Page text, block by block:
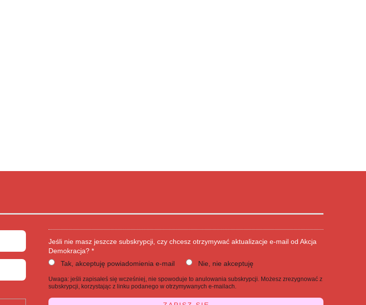
Jeśli nie masz jeszcze subskrypcji, czy chcesz otrzymywać aktualizacje e-mail od Akcja
Demokracja? *
Tak, akceptuję powiadomienia e-mail
Nie, nie akceptuję
Uwaga: jeśli zapisałeś się wcześniej, nie spowoduje to anulowania subskrypcji. Możesz zrezygnować z
subskrypcji, korzystając z linku podanego w otrzymywanych e-mailach.